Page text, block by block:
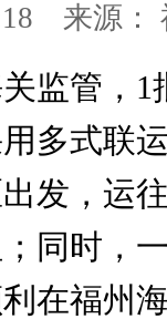
来源：
管，1
多式联
发，运
同时，
在福州